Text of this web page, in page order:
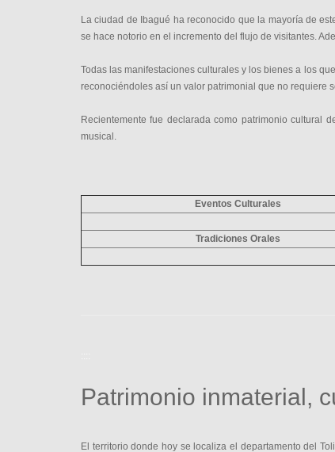
La ciudad de Ibagué ha reconocido que la mayoría de
se hace notorio en el incremento del flujo de visitantes.
Todas las manifestaciones culturales y los bienes a los
reconociéndoles así un valor patrimonial que no requiere
Recientemente fue declarada como patrimonio cultural
musical.
Eventos Culturales
Tradiciones Orales
Patrimonio inmaterial,
El territorio donde hoy se localiza el departamento del